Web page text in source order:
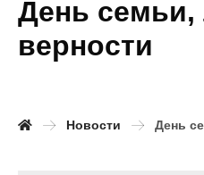
День
верности
Новости День